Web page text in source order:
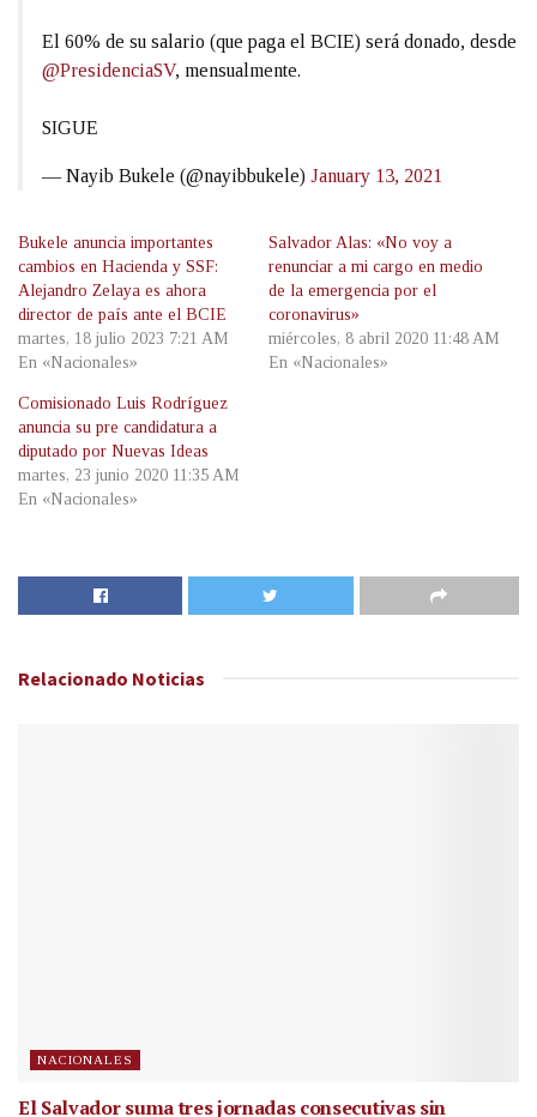
El 60% de su salario (que paga el BCIE) será donado, desde
@PresidenciaSV, mensualmente.
SIGUE
— Nayib Bukele (@nayibbukele) January 13, 2021
Bukele anuncia importantes
cambios en Hacienda y SSF:
Alejandro Zelaya es ahora
director de país ante el BCIE
martes, 18 julio 2023 7:21 AM
En «Nacionales»
Salvador Alas: «No voy a
renunciar a mi cargo en medio
de la emergencia por el
coronavirus»
miércoles, 8 abril 2020 11:48 AM
En «Nacionales»
Comisionado Luis Rodríguez
anuncia su pre candidatura a
diputado por Nuevas Ideas
martes, 23 junio 2020 11:35 AM
En «Nacionales»
Relacionado Noticias
NACIONALES
El Salvador suma tres jornadas consecutivas sin